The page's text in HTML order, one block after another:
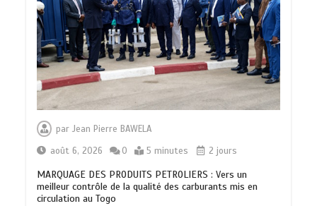
parJean Pierre BAWELA
août 6, 2026
0 5 minutes 2 jours
MARQUAGE DES PRODUITS PETROLIERS : Vers un
meilleur contrôle de la qualité des carburants mis en
circulation au Togo